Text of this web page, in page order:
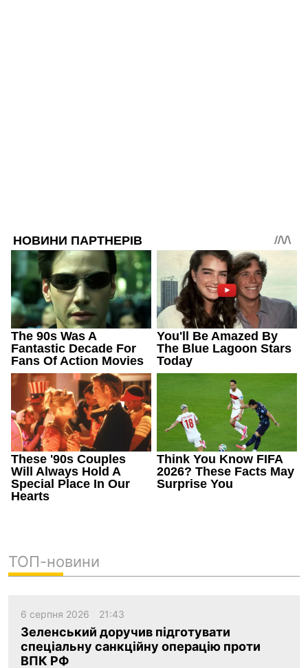
ТОП-новини
6 серпня 2026 21:43
Зеленський доручив підготувати
спеціальну санкційну операцію проти
ВПК РФ